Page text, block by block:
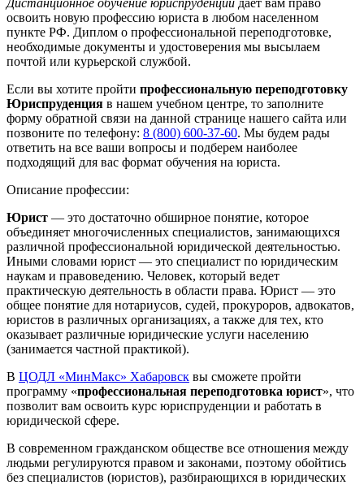
освоить новую профессию юриста в любом населенном
пункте РФ. Диплом о профессиональной переподготовке,
необходимые документы и удостоверения мы высылаем
почтой или курьерской службой.
Если вы хотите пройти профессиональную переподготовку
Юриспруденция в нашем учебном центре, то заполните
форму обратной связи на данной странице нашего сайта или
позвоните по телефону: 8 (800) 600-37-60. Мы будем рады
ответить на все ваши вопросы и подберем наиболее
подходящий для вас формат обучения на юриста.
Описание профессии:
Юрист — это достаточно обширное понятие, которое
объединяет многочисленных специалистов, занимающихся
различной профессиональной юридической деятельностью.
Иными словами юрист — это специалист по юридическим
наукам и правоведению. Человек, который ведет
практическую деятельность в области права. Юрист — это
общее понятие для нотариусов, судей, прокуроров, адвокатов,
юристов в различных организациях, а также для тех, кто
оказывает различные юридические услуги населению
(занимается частной практикой).
В ЦОДЛ «МинМакс» Хабаровск вы сможете пройти
программу «профессиональная переподготовка юрист», что
позволит вам освоить курс юриспруденции и работать в
юридической сфере.
В современном гражданском обществе все отношения между
людьми регулируются правом и законами, поэтому обойтись
без специалистов (юристов), разбирающихся в юридических